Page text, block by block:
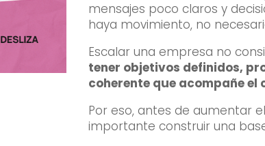
mensajes poco claros y
haya movimiento, no
Escalar una empresa no
tener objetivos definidos,
coherente que acompañe el
Por eso, antes de aumentar
importante construir una